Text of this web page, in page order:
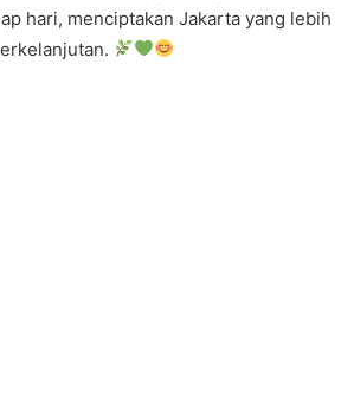
hari, menciptakan Jakarta yang lebih